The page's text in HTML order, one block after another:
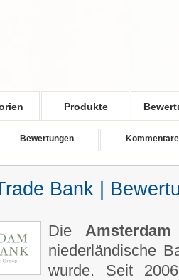
Produkte
Bewertungen Kommentare
Bank |
Die
niederländische
wurde. Seit